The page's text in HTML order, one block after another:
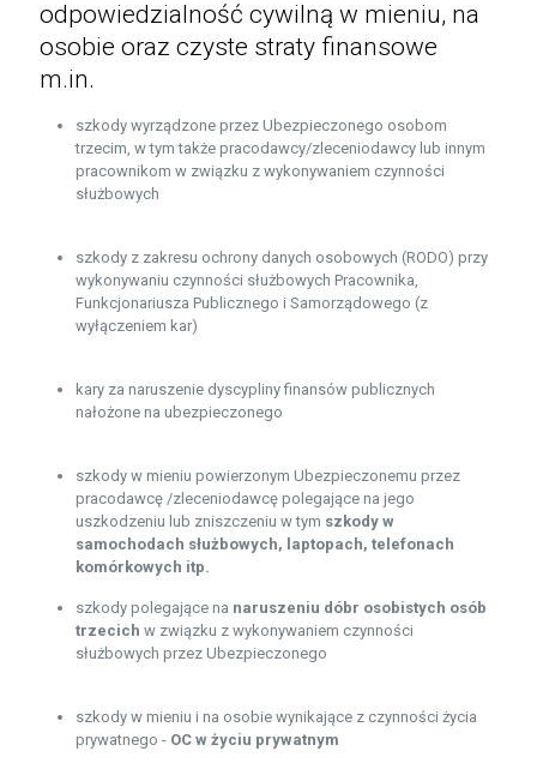
odpowiedzialność cywilną w mieniu, na
osobie oraz czyste straty finansowe
m.in.
szkody wyrządzone przez Ubezpieczonego osobom
trzecim, w tym także pracodawcy/zleceniodawcy lub innym
pracownikom w związku z wykonywaniem czynności
służbowych
szkody z zakresu ochrony danych osobowych (RODO) przy
wykonywaniu czynności służbowych Pracownika,
Funkcjonariusza Publicznego i Samorządowego (z
wyłączeniem kar)
kary za naruszenie dyscypliny finansów publicznych
nałożone na ubezpieczonego
szkody w mieniu powierzonym Ubezpieczonemu przez
pracodawcę /zleceniodawcę polegające na jego
uszkodzeniu lub zniszczeniu w tym szkody w
samochodach służbowych, laptopach, telefonach
komórkowych itp.
szkody polegające na naruszeniu dóbr osobistych osób
trzecich w związku z wykonywaniem czynności
służbowych przez Ubezpieczonego
szkody w mieniu i na osobie wynikające z czynności życia
prywatnego - OC w życiu prywatnym